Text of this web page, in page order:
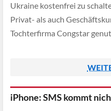
Ukraine kostenfrei zu
Privat- als auch
Tochterfirma Congstar
iPhone: SMS kommt